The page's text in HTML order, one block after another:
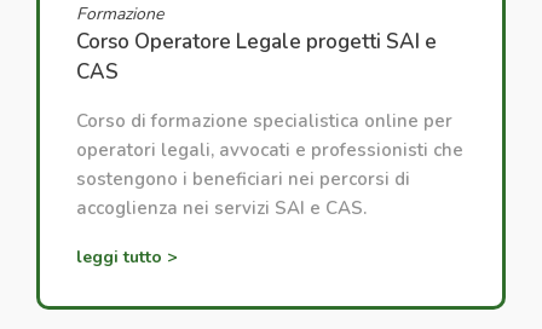
Formazione
Corso Operatore Legale progetti SAI e
CAS
Corso di formazione specialistica online per
operatori legali, avvocati e professionisti che
sostengono i beneficiari nei percorsi di
accoglienza nei servizi SAI e CAS.
leggi tutto >